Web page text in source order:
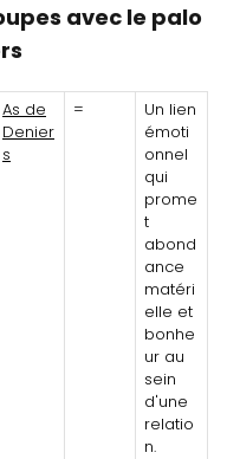
avec le palo
As de
Denier
s
=
Un lien
émoti
onnel
qui
prome
t
abond
ance
matéri
elle et
bonhe
ur au
sein
d'une
relatio
n.